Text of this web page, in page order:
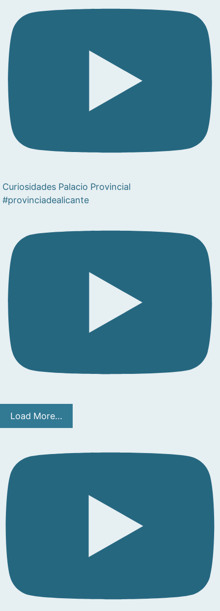
Curiosidades Palacio Provincial
#provinciadealicante
Load More...